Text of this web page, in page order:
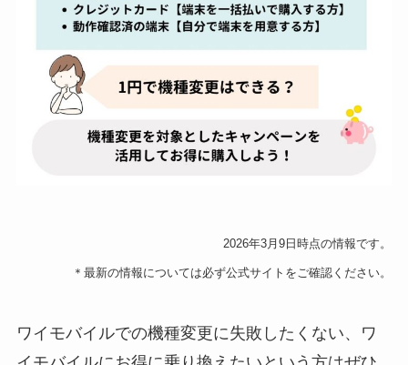
2026年3月9日時点の情報です。
＊最新の情報については必ず公式サイトをご確認ください。
ワイモバイルでの機種変更に失敗したくない、ワ